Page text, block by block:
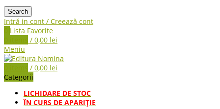
Search
Intră in cont / Creează cont
0 Lista Favorite
0 items / 0,00 lei
Meniu
0 items / 0,00 lei
Categorii
LICHIDARE DE STOC
ÎN CURS DE APARIŢIE